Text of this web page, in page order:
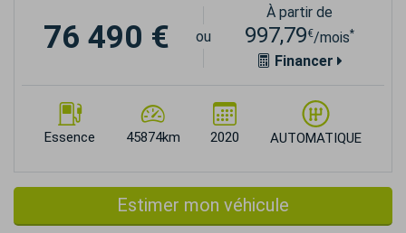
Essence 45874km 2020 AUTOMATIQUE
76 490 € ou
À partir de
997,79€/mois*
Financer
Estimer mon véhicule